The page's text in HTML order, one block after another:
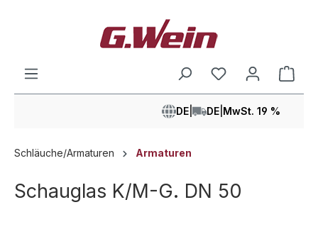
DE DE MwSt. 19 %
Schläuche/Armaturen Armaturen
Schauglas K/M-G. DN 50